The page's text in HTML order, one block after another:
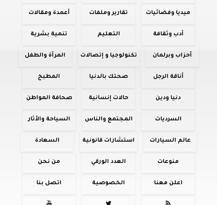
ميديا وفضائيات تقارير وملفات أعمدة ومقالات
أدب وثقافة التعليم تنمية بشرية
أحزاب وبرلمان تكنولوجيا و إتصالات المرأة والطفل
أناقة الرجل صحتك بالدنيا المطبخ
دنيا ودين حالات إنسانية صحافة المواطن
السرديات المجتمع والناس السياحة والأثار
عالم السيارات استشارات قانونية السعادة
منوعات العدد الورقي من نحن
اعلن معنا الخصوصية اتصل بنا